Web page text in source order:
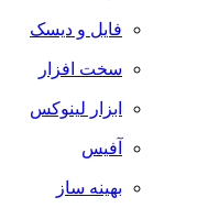
فایل و دیسک
سخت افزار
ابزار لینوکس
آفیس
بهینه ساز